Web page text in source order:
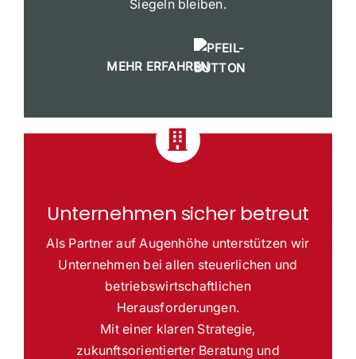
Siegeln bleiben.
MEHR ERFAHREN
Unternehmen sicher betreut
Als Partner auf Augenhöhe unterstützen wir
Unternehmen bei allen steuerlichen und
betriebswirtschaftlichen
Herausforderungen.
Mit einer klaren Strategie,
zukunftsorientierter Beratung und